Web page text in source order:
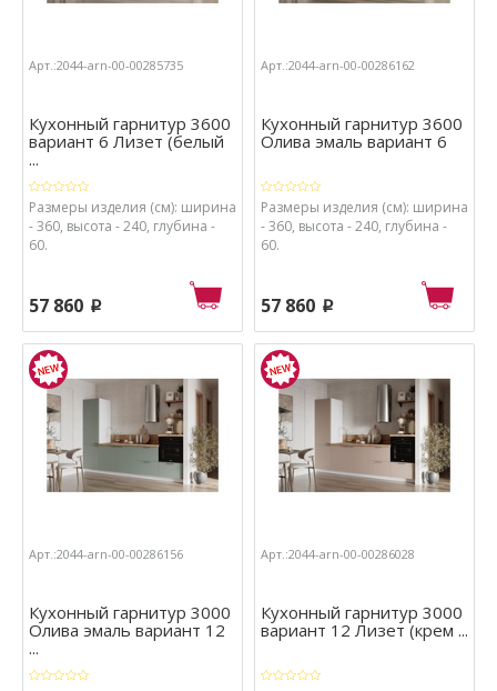
Арт.:2044-arn-00-00285735
Кухонный гарнитур 3600
вариант 6 Лизет (белый
...
Размеры изделия (см): ширина
- 360, высота - 240, глубина -
60.
57 860 p
Арт.:2044-arn-00-00286162
Кухонный гарнитур 3600
Олива эмаль вариант 6
Размеры изделия (см): ширина
- 360, высота - 240, глубина -
60.
57 860 p
Арт.:2044-arn-00-00286156
Кухонный гарнитур 3000
Олива эмаль вариант 12
...
Арт.:2044-arn-00-00286028
Кухонный гарнитур 3000
вариант 12 Лизет (крем ...